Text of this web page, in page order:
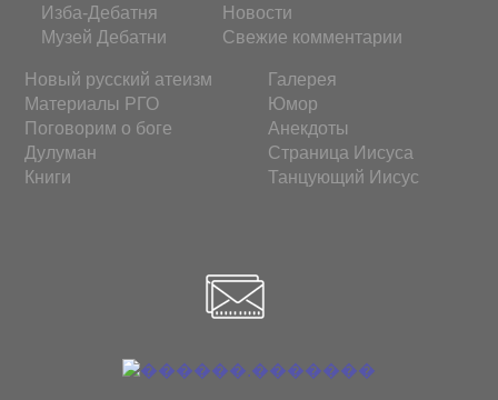
Изба-Дебатня
Музей Дебатни
Новости
Свежие комментарии
Новый русский атеизм
Материалы РГО
Поговорим о боге
Дулуман
Книги
Галерея
Юмор
Анекдоты
Страница Иисуса
Танцующий Иисус